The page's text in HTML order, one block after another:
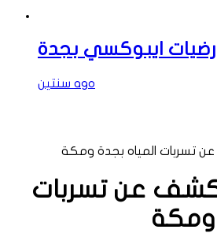
ايبوكسي بجدة
سنتين ago
تسربات المياه بجدة ومكة
عن تسربات
ومكة